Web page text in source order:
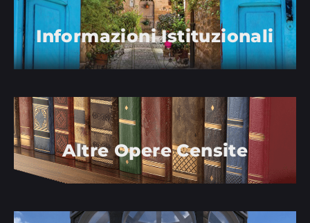
Informazioni Istituzionali
Altre Opere Censite